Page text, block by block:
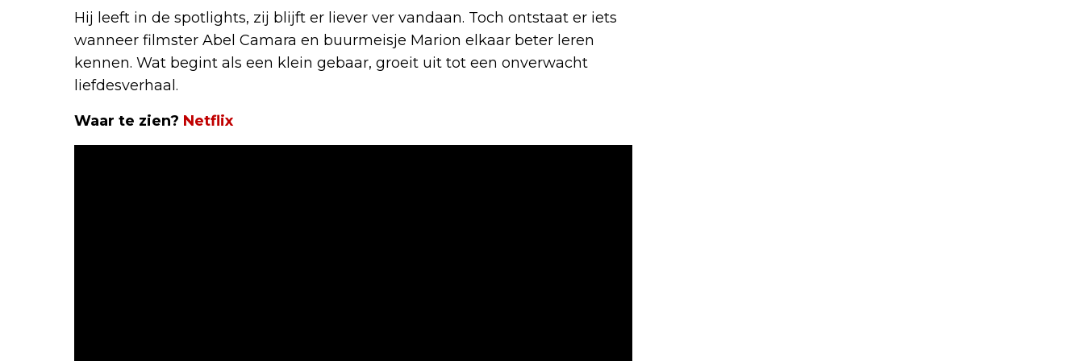
Hij leeft in de spotlights, zij blijft er liever ver vandaan. Toch ontstaat er iets
wanneer filmster Abel Camara en buurmeisje Marion elkaar beter leren
kennen. Wat begint als een klein gebaar, groeit uit tot een onverwacht
liefdesverhaal.
Waar te zien? Netflix